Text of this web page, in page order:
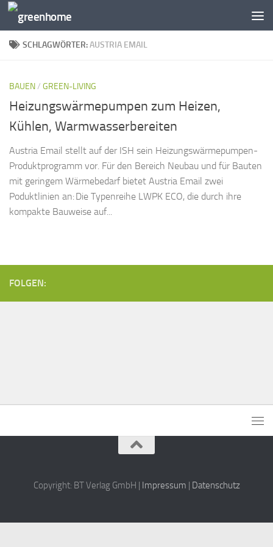
Zum Inhalt springen
SCHLAGWÖRTER:AUSTRIA EMAIL
BAUEN/ GREEN-LIVING
Heizungswärmepumpen zum Heizen,
Kühlen, Warmwasserbereiten
Austria Email stellt auf der ISH sein Heizungswärmepumpen-
Produktprogramm vor. Für den Bereich Neubau und für Bauten
mit geringem Wärmebedarf bietet Austria Email zwei
Poduktlinien an: Die Typenreihe LWPK ECO, die durch ihre
kompakte Bauweise auf...
FOLGEN:
Copyright: BT Verlag GmbH | Impressum | Datenschutz